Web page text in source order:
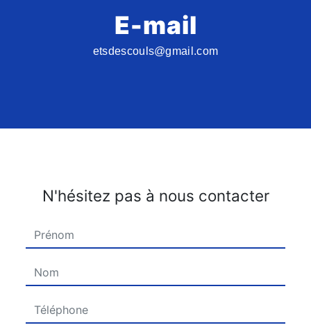
E-mail
etsdescouls@gmail.com
N'hésitez pas à nous contacter